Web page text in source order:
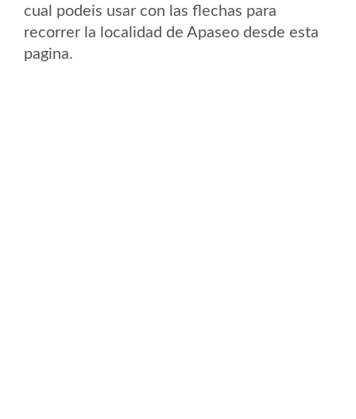
cual podeis usar con las flechas para
recorrer la localidad de Apaseo desde esta
pagina.